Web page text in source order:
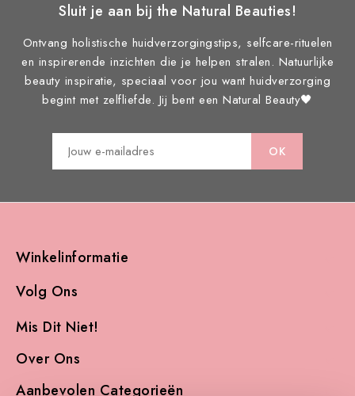
Sluit je aan bij the Natural Beauties!
Ontvang holistische huidverzorgingstips, selfcare-rituelen
en inspirerende inzichten die je helpen stralen. Natuurlijke
beauty inspiratie, speciaal voor jou want huidverzorging
begint met zelfliefde. Jij bent een Natural Beauty🖤
Winkelinformatie
Volg Ons
Mis Dit Niet!
Over Ons
Aanbevolen Categorieën